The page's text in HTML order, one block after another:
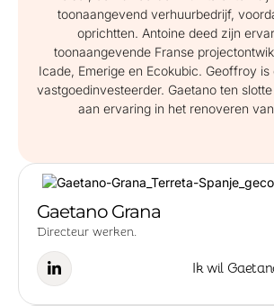
Gaetano Grana
Directeur werken.
Ik wil
toonaangevend verhuurbedrijf,
oprichtten. Antoine deed zijn
toonaangevende Franse
Icade, Emerige en Ecokubic. Geoffroy is
vastgoedinvesteerder. Gaetano ten
aan ervaring in het renoveren